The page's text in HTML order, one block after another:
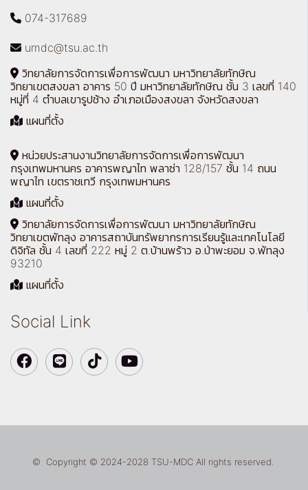
074-317689
umdc@tsu.ac.th
วิทยาลัยการจัดการเพื่อการพัฒนา มหาวิทยาลัยทักษิณ
วิทยาเขตสงขลา อาคาร 50 ปี มหาวิทยาลัยทักษิณ ชั้น 3 เลขที่ 140
หมู่ที่ 4 ตำบลเขารูปช้าง อำเภอเมืองสงขลา จังหวัดสงขลา
แผนที่ตั้ง
หน่วยประสานงานวิทยาลัยการจัดการเพื่อการพัฒนา
กรุงเทพมหานคร อาคารพญาไท พลาซ่า 128/157 ชั้น 14 ถนน
พญาไท เขตราชเทวี กรุงเทพมหานคร
แผนที่ตั้ง
วิทยาลัยการจัดการเพื่อการพัฒนา มหาวิทยาลัยทักษิณ
วิทยาเขตพัทลุง อาคารสถาบันทรัพยากรการเรียนรู้และเทคโนโลยี
ดิจิทัล ชั้น 4 เลขที่ 222 หมู่ 2 ต.บ้านพร้าว อ.ป่าพะยอม จ.พัทลุง
93210
แผนที่ตั้ง
Social Link
© Copyright © 2024-2028 TSU-MDC All rights reserved.